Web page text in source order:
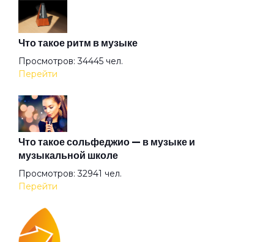
Лучший секс это секс с женой
Люби меня
Маргарита
Милиционер-коррупционер
Море работы
Что такое ритм в музыке
Просмотров: 34445 чел.
Перейти
Что такое сольфеджио — в музыке и
музыкальной школе
Просмотров: 32941 чел.
Перейти